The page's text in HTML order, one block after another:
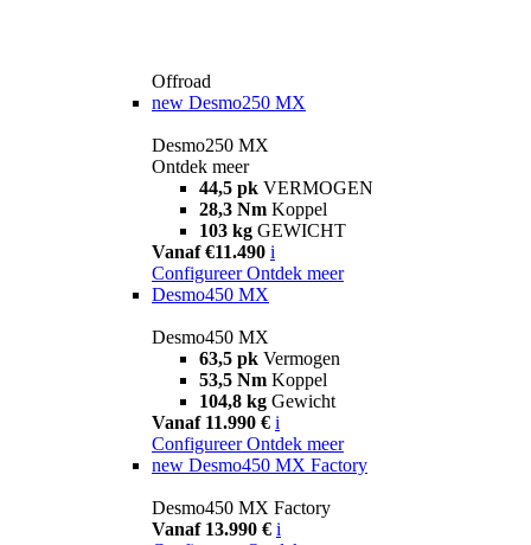
Offroad
new Desmo250 MX
Desmo250 MX
Ontdek meer
44,5 pk VERMOGEN
28,3 Nm Koppel
103 kg GEWICHT
Vanaf €11.490 i
Configureer Ontdek meer
Desmo450 MX
Desmo450 MX
63,5 pk Vermogen
53,5 Nm Koppel
104,8 kg Gewicht
Vanaf 11.990 € i
Configureer Ontdek meer
new Desmo450 MX Factory
Desmo450 MX Factory
Vanaf 13.990 € i